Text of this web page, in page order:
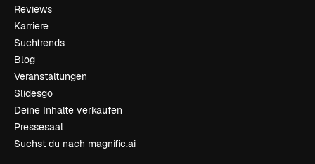
Reviews
Karriere
Suchtrends
Blog
Veranstaltungen
Slidesgo
Deine Inhalte verkaufen
Pressesaal
Suchst du nach magnific.ai